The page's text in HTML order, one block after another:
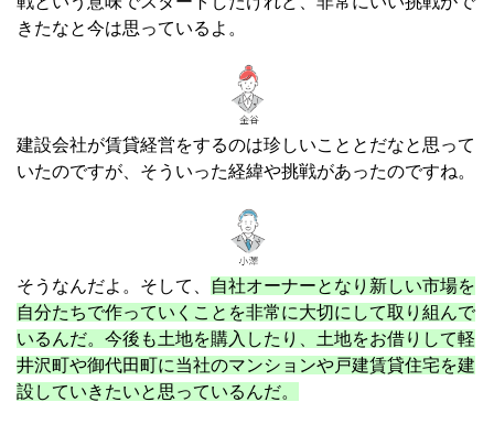
きたなと今は思っているよ。
建設会社が賃貸経営をするのは珍しいこととだなと思って
いたのですが、そういった経緯や挑戦があったのですね。
そうなんだよ。そして、
自社オーナーとなり新しい市場を
自分たちで作っていくことを非常に大切にして取り組んで
いるんだ。今後も土地を購入したり、土地をお借りして軽
井沢町や御代田町に当社のマンションや戸建賃貸住宅を建
設していきたいと思っているんだ。